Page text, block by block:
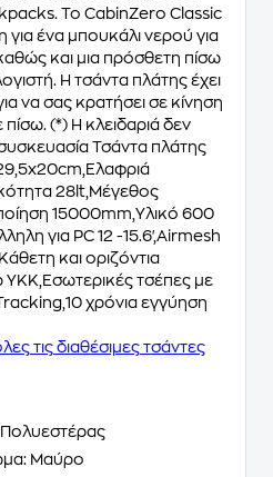
Το CabinZero Classic
για ένα μπουκάλι νερού για
και μια πρόσθετη πίσω
Η τσάντα πλάτης έχει
να σας κρατήσει σε κίνηση
πίσω. (*) Η κλειδαριά δεν
Τσάντα πλάτης
28lt,Μέγεθος
15000mm,Υλικό 600
για PC 12 -15.6',Airmesh
και οριζόντια
τσέπες με
χρόνια εγγύηση
τις διαθέσιμες τσάντες
Πολυεστέρας
Μαύρο